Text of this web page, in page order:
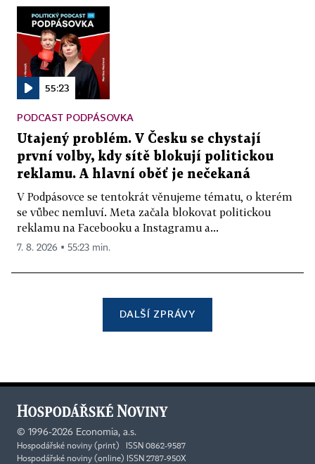
55:23
PODCAST PODPÁSOVKA
Utajený problém. V Česku se chystají
první volby, kdy sítě blokují politickou
reklamu. A hlavní oběť je nečekaná
V Podpásovce se tentokrát věnujeme tématu, o kterém
se vůbec nemluví. Meta začala blokovat politickou
reklamu na Facebooku a Instagramu a...
7. 8. 2026 ▪ 55:23 min.
DALŠÍ ZPRÁVY
© 1996-2026 Economia, a.s.
Hospodářské noviny (print) ISSN 0862-9587
Hospodářské noviny (online) ISSN 2787-950X